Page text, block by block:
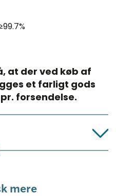
at der ved køb af
et farligt gods
forsendelse.​
mere